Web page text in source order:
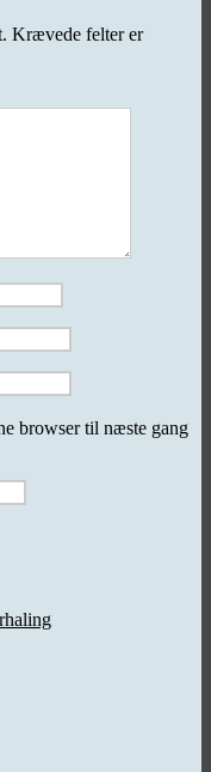
Krævede felter er
browser til næste gang